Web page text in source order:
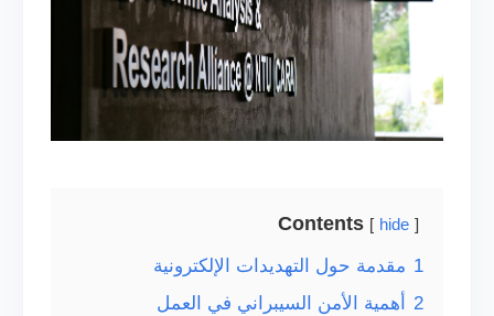
Contents hide
1 مقدمة حول التهديدات الإلكترونية
2
أهمية الأمن السيبراني في العمل